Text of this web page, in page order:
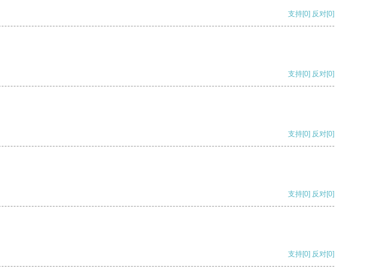
支持[0] 反对[0]
支持[0] 反对[0]
支持[0] 反对[0]
支持[0] 反对[0]
支持[0] 反对[0]